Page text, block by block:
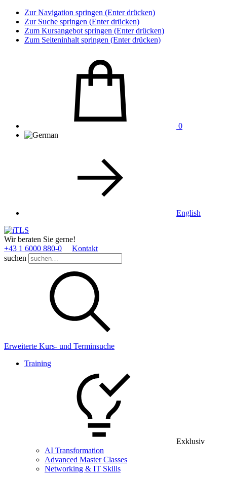
Zur Navigation springen (Enter drücken)
Zur Suche springen (Enter drücken)
Zum Kursangebot springen (Enter drücken)
Zum Seiteninhalt springen (Enter drücken)
0
English
Wir beraten Sie gerne!
+43 1 6000 880­-0
Kontakt
suchen
Erweiterte Kurs- und Terminsuche
Training
Exklusiv
AI Transformation
Advanced Master Classes
Networking & IT Skills